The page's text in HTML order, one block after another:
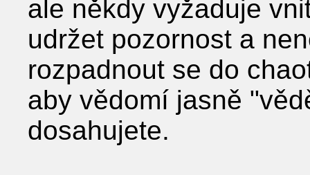
ale někdy vyžaduje
udržet pozornost a
rozpadnout se do
aby vědomí jasně
dosahujete.